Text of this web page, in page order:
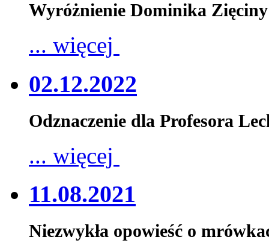
Wyróżnienie Dominika Zięciny
... więcej
02.12.2022
Odznaczenie dla Profesora
... więcej
11.08.2021
Niezwykła opowieść o